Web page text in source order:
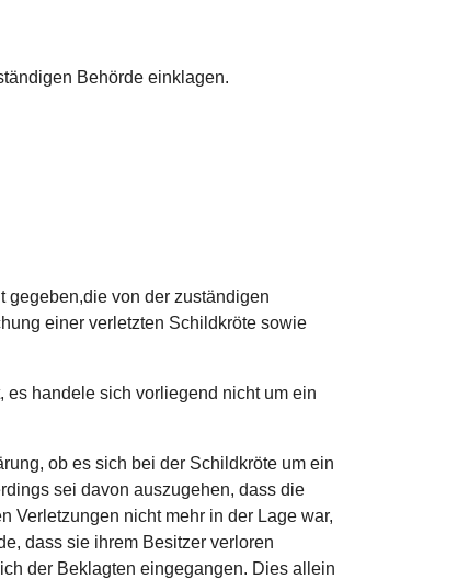
Behörde einklagen.
gegeben,die von der zuständigen
einer verletzten Schildkröte sowie
handele sich vorliegend nicht um ein
ob es sich bei der Schildkröte um ein
sei davon auszugehen, dass die
Verletzungen nicht mehr in der Lage war,
dass sie ihrem Besitzer verloren
der Beklagten eingegangen. Dies allein